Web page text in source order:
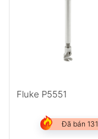
Fluke P5551
Đã bán 131